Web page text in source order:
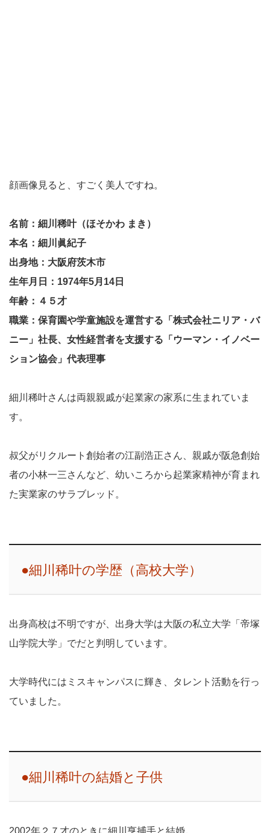
顔画像見ると、すごく美人ですね。
名前：細川稀叶（ほそかわ まき）
本名：細川眞紀子
出身地：大阪府茨木市
生年月日：1974年5月14日
年齢：４５才
職業：保育園や学童施設を運営する「株式会社ニリア・バ
ニー」社長、女性経営者を支援する「ウーマン・イノベー
ション協会」代表理事
細川稀叶さんは両親親戚が起業家の家系に生まれていま
す。
叔父がリクルート創始者の江副浩正さん、親戚が阪急創始
者の小林一三さんなど、幼いころから起業家精神が育まれ
た実業家のサラブレッド。
●細川稀叶の学歴（高校大学）
出身高校は不明ですが、出身大学は大阪の私立大学「帝塚
山学院大学」でだと判明しています。
大学時代にはミスキャンパスに輝き、タレント活動を行っ
ていました。
●細川稀叶の結婚と子供